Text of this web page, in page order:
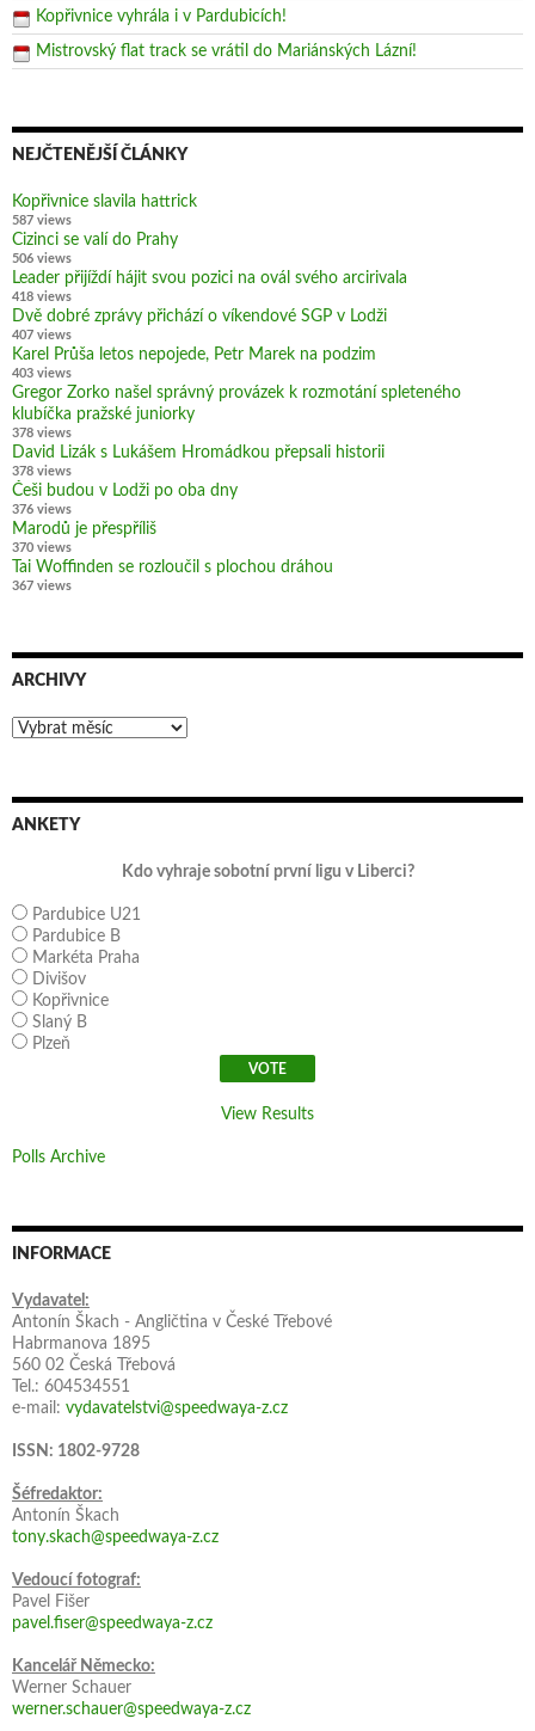
Kopřivnice vyhrála i v Pardubicích!
Mistrovský flat track se vrátil do Mariánských Lázní!
NEJČTENĚJŠÍ ČLÁNKY
Kopřivnice slavila hattrick
587 views
Cizinci se valí do Prahy
506 views
Leader přijíždí hájit svou pozici na ovál svého arcirivala
418 views
Dvě dobré zprávy přichází o víkendové SGP v Lodži
407 views
Karel Průša letos nepojede, Petr Marek na podzim
403 views
Gregor Zorko našel správný provázek k rozmotání spleteného
klubíčka pražské juniorky
378 views
David Lizák s Lukášem Hromádkou přepsali historii
378 views
Češi budou v Lodži po oba dny
376 views
Marodů je přespříliš
370 views
Tai Woffinden se rozloučil s plochou dráhou
367 views
ARCHIVY
Archivy
ANKETY
Kdo vyhraje sobotní první ligu v Liberci?
Pardubice U21
Pardubice B
Markéta Praha
Divišov
Kopřivnice
Slaný B
Plzeň
View Results
Polls Archive
INFORMACE
Vydavatel:
Antonín Škach - Angličtina v České Třebové
Habrmanova 1895
560 02 Česká Třebová
Tel.: 604534551
e-mail: vydavatelstvi@speedwaya-z.cz
ISSN: 1802-9728
Šéfredaktor:
Antonín Škach
tony.skach@speedwaya-z.cz
Vedoucí fotograf:
Pavel Fišer
pavel.fiser@speedwaya-z.cz
Kancelář Německo:
Werner Schauer
werner.schauer@speedwaya-z.cz